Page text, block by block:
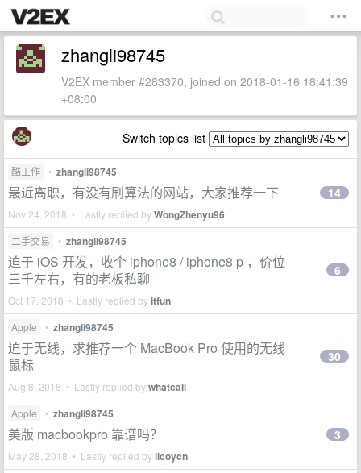
zhangli98745
V2EX member #283370, joined on 2018-01-16 18:41:39
+08:00
Switch topics list
酷工作 • zhangli98745
最近离职，有没有刷算法的网站，大家推荐一下
Nov 24, 2018 • Lastly replied byWongZhenyu96
14
二手交易 • zhangli98745
迫于 iOS 开发，收个 iphone8 / iphone8 p ，价位
三千左右，有的老板私聊
Oct 17, 2018 • Lastly replied byitfun
6
Apple • zhangli98745
迫于无线，求推荐一个 MacBook Pro 使用的无线
鼠标
Aug 8, 2018 • Lastly replied bywhatcall
30
Apple • zhangli98745
美版 macbookpro 靠谱吗？
May 28, 2018 • Lastly replied bylicoycn
3